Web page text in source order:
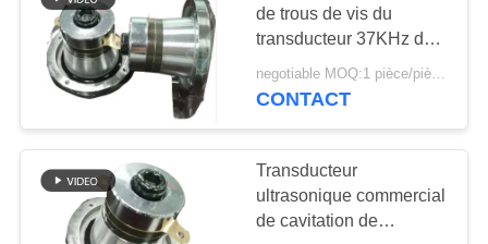
DEMANDEZ
UNE
CITATION
PLAN
DU
SITE
Capteur de niveau
ultrasonique
28
de trous de vis du
transducteur 37KHz de
cavitation d'applications
médicales
CONTACT
Transducteur
ultrasonique commercial
de cavitation de